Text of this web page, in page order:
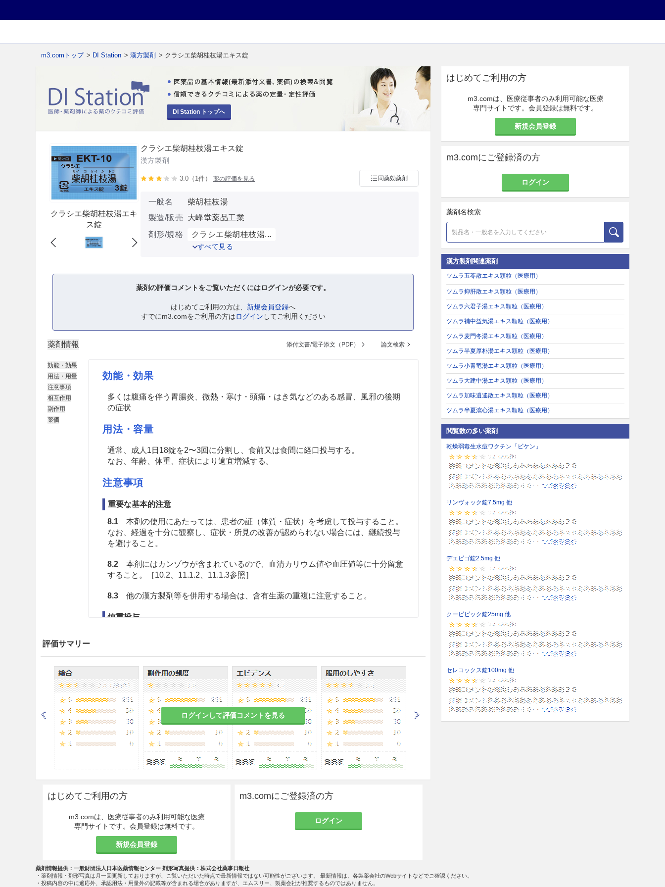
m3.comトップ > DI Station > 漢方製剤 > クラシエ柴胡桂枝湯エキス錠
DI Station トップへ
クラシエ柴胡桂枝湯エキ
ス錠
クラシエ柴胡桂枝湯エキス錠
漢方製剤
3.0（1件） 薬の評価を見る 同薬効薬剤
一般名
柴胡桂枝湯
製造/販売
大峰堂薬品工業
剤形/規格
クラシエ柴胡桂枝湯...
すべて見る
薬剤の評価コメントをご覧いただくにはログインが必要です。
はじめてご利用の方は、 新規会員登録へ
すでにm3.comをご利用の方はログイン してご利用ください
薬剤情報 添付文書/電子添文（PDF） 論文検索
効能・効果
用法・用量
注意事項
相互作用
副作用
薬価
効能・効果
多くは腹痛を伴う胃腸炎、微熱・寒け・頭痛・はき気などのある感冒、風邪の後期
の症状
用法・容量
通常、成人1日18錠を2〜3回に分割し、食前又は食間に経口投与する。
なお、年齢、体重、症状により適宜増減する。
注意事項
重要な基本的注意
8.1本剤の使用にあたっては、患者の証（体質・症状）を考慮して投与すること。
なお、経過を十分に観察し、症状・所見の改善が認められない場合には、継続投与
を避けること。
8.2本剤にはカンゾウが含まれているので、血清カリウム値や血圧値等に十分留意
すること。［10.2、11.1.2、11.1.3参照］
8.3他の漢方製剤等を併用する場合は、含有生薬の重複に注意すること。
慎重投与
妊婦又は妊娠している可能性のある女性には、治療上の有益性が危険性を上回る
と判断される場合にのみ投与すること。
9.6 授乳婦
治療上の有益性及び母乳栄養の有益性を考慮し、授乳の継続又は中止を検討する
こと。
9.7 小児等
小児等を対象とした臨床試験は実施していない。
9.8 高齢者
減量するなど注意すること。一般に生理機能が低下している。
その他の注意
15.1 臨床使用に基づく情報
多く報告されている。
評価サマリー
ログインして評価コメントを見る
はじめてご利用の方
m3.comは、医療従事者のみ利用可能な医療
専門サイトです。会員登録は無料です。
新規会員登録
m3.comにご登録済の方
ログイン
はじめてご利用の方
m3.comは、医療従事者のみ利用可能な医療
専門サイトです。会員登録は無料です。
新規会員登録
m3.comにご登録済の方
ログイン
薬剤名検索
漢方製剤関連薬剤
ツムラ五苓散エキス顆粒（医療用）
ツムラ抑肝散エキス顆粒（医療用）
ツムラ六君子湯エキス顆粒（医療用）
ツムラ補中益気湯エキス顆粒（医療用）
ツムラ麦門冬湯エキス顆粒（医療用）
ツムラ半夏厚朴湯エキス顆粒（医療用）
ツムラ小青竜湯エキス顆粒（医療用）
ツムラ大建中湯エキス顆粒（医療用）
ツムラ加味逍遙散エキス顆粒（医療用）
ツムラ半夏瀉心湯エキス顆粒（医療用）
閲覧数の多い薬剤
乾燥弱毒生水痘ワクチン「ビケン」
リンヴォック錠7.5mg 他
デエビゴ錠2.5mg 他
クービビック錠25mg 他
セレコックス錠100mg 他
薬剤情報提供：一般財団法人日本医薬情報センター 剤形写真提供：株式会社薬事日報社
・薬剤情報・剤形写真は月一回更新しておりますが、ご覧いただいた時点で最新情報ではない可能性がございます。 最新情報は、各製薬会社のWebサイトなどでご確認ください。
・投稿内容の中に適応外、承認用法・用量外の記載等が含まれる場合がありますが、エムスリー、製薬会社が推奨するものではありません。